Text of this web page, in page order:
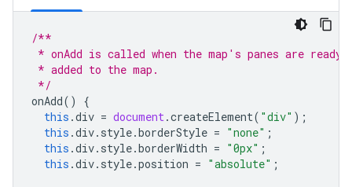
/**
* onAdd is called when the map's panes are ready
* added to the map.
*/
onAdd()
{
this .div = document.createElement( "div" );
this .div. style.borderStyle = "none" ;
this .div. style.borderWidth = "0px" ;
this .div. style.position = "absolute" ;